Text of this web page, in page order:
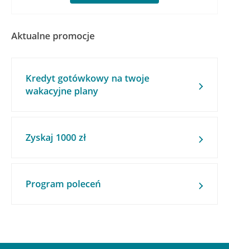
Aktualne promocje
Kredyt gotówkowy na twoje
wakacyjne plany
Zyskaj 1000 zł
Program poleceń